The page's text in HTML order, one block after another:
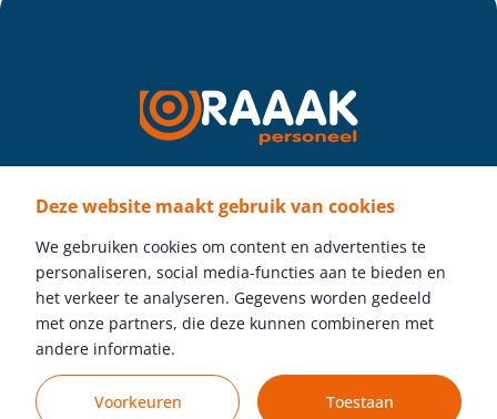
Deze website maakt gebruik van cookies
We gebruiken cookies om content en advertenties te
personaliseren, social media-functies aan te bieden en
het verkeer te analyseren. Gegevens worden gedeeld
met onze partners, die deze kunnen combineren met
andere informatie.
Voorkeuren Toestaan
Volg ons
Gratis vacature plaatsen